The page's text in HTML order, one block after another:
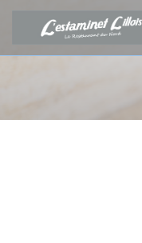
Personnalisation de vos